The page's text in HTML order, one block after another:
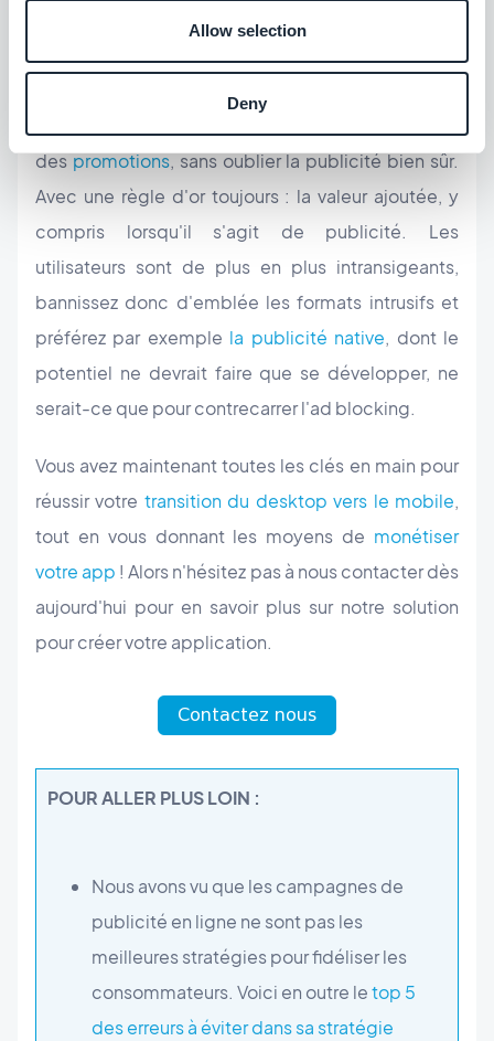
Allow selection
Deny
proposer des récompenses
visites plus récurrentes. Des outils que vous pouvez
despromotions, sans oublier la publicité bien sûr.
Avec une règle d'or toujours : la valeur ajoutée, y
compris lorsqu'il s'agit de publicité. Les
utilisateurs sont de plus en plus intransigeants,
bannissez donc d'emblée les formats intrusifs et
préférez par exemple la publicité native, dont le
potentiel ne devrait faire que se développer, ne
serait-ce que pour contrecarrer l'ad blocking.
Vous avez maintenant toutes les clés en main pour
réussir votre transition du desktop vers le mobile,
tout en vous donnant les moyens de monétiser
votre app ! Alors n'hésitez pas à nous contacter dès
aujourd'hui pour en savoir plus sur notre solution
pour créer votre application.
POUR ALLER PLUS LOIN :
Nous avons vu que les campagnes de
publicité en ligne ne sont pas les
meilleures stratégies pour fidéliser les
consommateurs. Voici en outre letop 5
des erreurs à éviter dans sa stratégie